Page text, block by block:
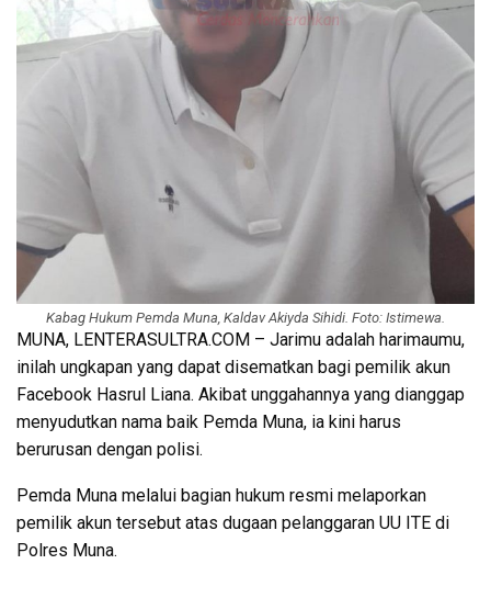
Kabag Hukum Pemda Muna, Kaldav Akiyda Sihidi. Foto: Istimewa.
MUNA, LENTERASULTRA.COM – Jarimu adalah harimaumu,
inilah ungkapan yang dapat disematkan bagi pemilik akun
Facebook Hasrul Liana. Akibat unggahannya yang dianggap
menyudutkan nama baik Pemda Muna, ia kini harus
berurusan dengan polisi.
Pemda Muna melalui bagian hukum resmi melaporkan
pemilik akun tersebut atas dugaan pelanggaran UU ITE di
Polres Muna.